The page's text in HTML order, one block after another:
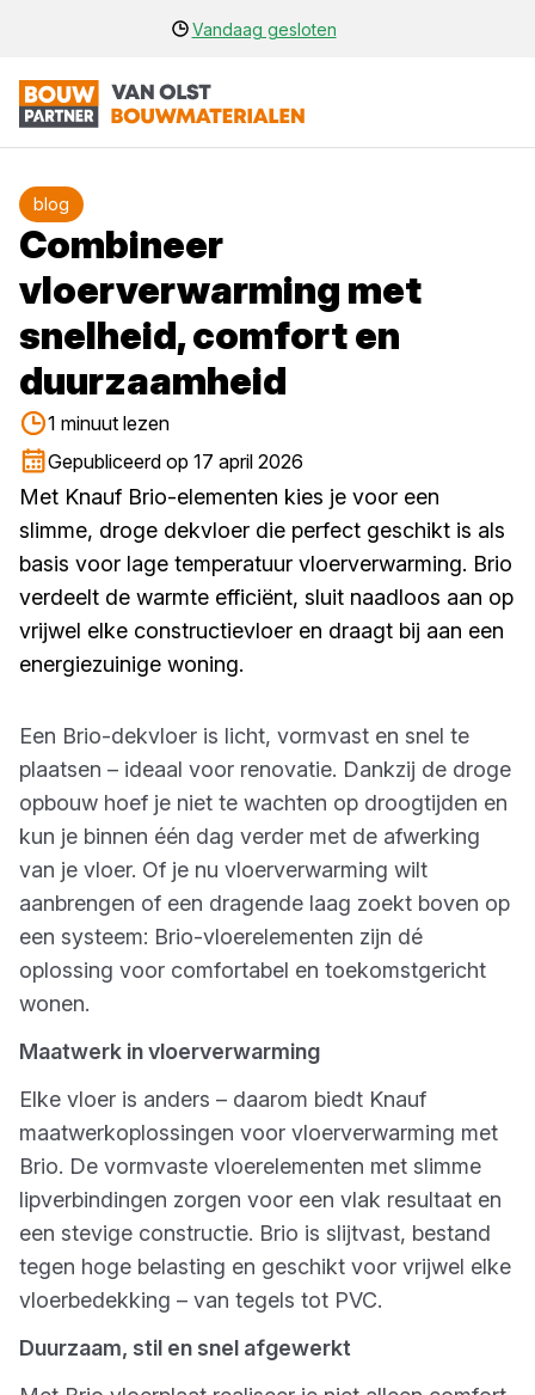
Vandaag gesloten
blog
Combineer
vloerverwarming met
snelheid, comfort en
duurzaamheid
1 minuut lezen
Gepubliceerd op 17 april 2026
Met Knauf Brio-elementen kies je voor een
slimme, droge dekvloer die perfect geschikt is als
basis voor lage temperatuur vloerverwarming. Brio
verdeelt de warmte efficiënt, sluit naadloos aan op
vrijwel elke constructievloer en draagt bij aan een
energiezuinige woning.
Een Brio-dekvloer is licht, vormvast en snel te
plaatsen – ideaal voor renovatie. Dankzij de droge
opbouw hoef je niet te wachten op droogtijden en
kun je binnen één dag verder met de afwerking
van je vloer. Of je nu vloerverwarming wilt
aanbrengen of een dragende laag zoekt boven op
een systeem: Brio-vloerelementen zijn dé
oplossing voor comfortabel en toekomstgericht
wonen.
Maatwerk in vloerverwarming
Elke vloer is anders – daarom biedt Knauf
maatwerkoplossingen voor vloerverwarming met
Brio. De vormvaste vloerelementen met slimme
lipverbindingen zorgen voor een vlak resultaat en
een stevige constructie. Brio is slijtvast, bestand
tegen hoge belasting en geschikt voor vrijwel elke
vloerbedekking – van tegels tot PVC.
Duurzaam, stil en snel afgewerkt